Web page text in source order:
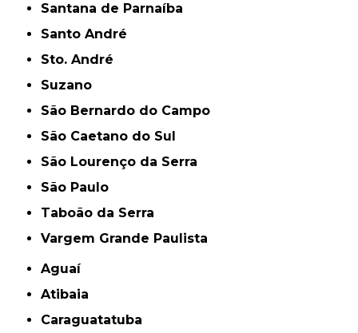
Santana de Parnaíba
Santo André
Sto. André
Suzano
São Bernardo do Campo
São Caetano do Sul
São Lourenço da Serra
São Paulo
Taboão da Serra
Vargem Grande Paulista
Aguaí
Atibaia
Caraguatatuba